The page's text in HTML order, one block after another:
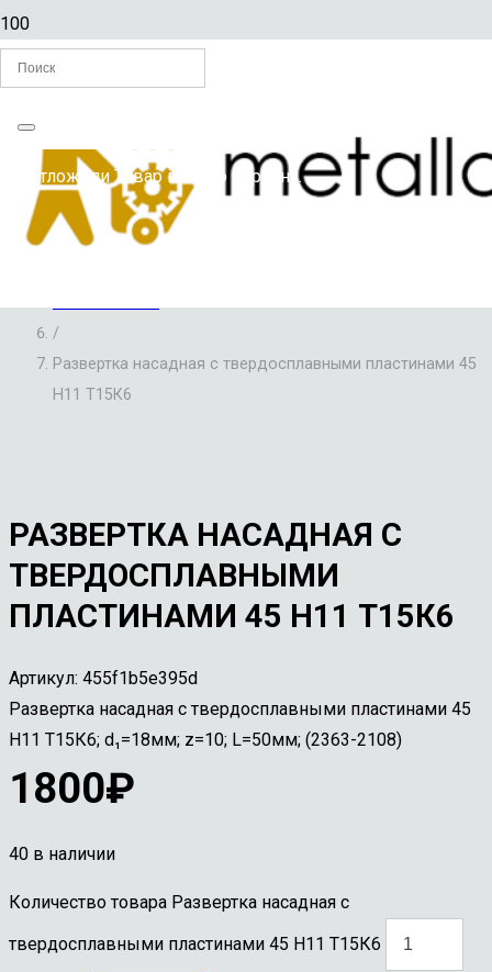
Вы отложилиТоварв свою корзину.
Главная
/
РАЗВЕРТКИ ПО МЕТАЛЛУ
/
Развертка насадная с твердосплавными пластинами 45
Н11 Т15К6
РАЗВЕРТКА НАСАДНАЯ С
ТВЕРДОСПЛАВНЫМИ
ПЛАСТИНАМИ 45 Н11 Т15К6
Артикул: 455f1b5e395d
Развертка насадная с твердосплавными пластинами 45
Н11 Т15К6; d₁=18мм; z=10; L=50мм; (2363-2108)
1800₽
40 в наличии
Количество товара Развертка насадная с
твердосплавными пластинами 45 Н11 Т15К6